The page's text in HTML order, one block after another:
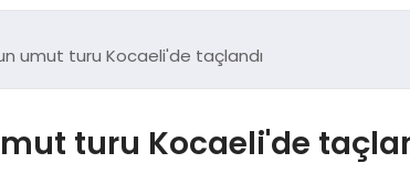
umut turu Kocaeli'de taçlandı
turu Kocaeli'de